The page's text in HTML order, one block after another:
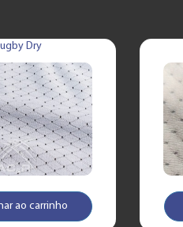
Dry
ao carrinho